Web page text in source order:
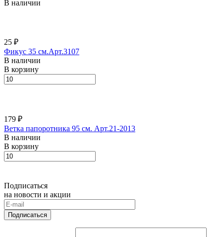
В наличии
25 ₽
Фикус 35 см.Арт.3107
В наличии
В корзину
179 ₽
Ветка папоротника 95 см. Арт.21-2013
В наличии
В корзину
Подписаться
на новости и акции
Подписаться